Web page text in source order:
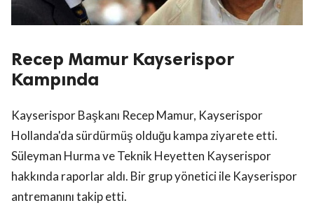
Recep Mamur Kayserispor
Kampında
Kayserispor Başkanı Recep Mamur, Kayserispor
Hollanda'da sürdürmüş olduğu kampa ziyarete etti.
Süleyman Hurma ve Teknik Heyetten Kayserispor
hakkında raporlar aldı. Bir grup yönetici ile Kayserispor
antremanını takip etti.